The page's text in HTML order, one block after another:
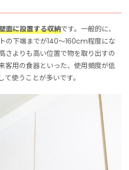
面に設置する収納です。一般的に、
の下端までが140〜160cm程度にな
さよりも高い位置で物を取り出すの
客用の食器といった、使用頻度が低
使うことが多いです。